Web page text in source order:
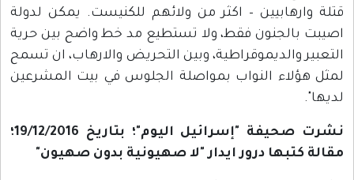
قتلة وارهابيين – اكثر من ولائهم للكنيست. يمكن لدولة
اصيبت بالجنون فقط، ولا تستطيع مد خط واضح بين حرية
التعبير والديموقراطية، وبين التحريض والارهاب، ان تسمح
لمثل هؤلاء النواب بمواصلة الجلوس في بيت المشرعين
لديها".
نشرت صحيفة "إسرائيل اليوم"؛ بتاريخ 19/12/2016؛
مقالة كتبها درور ايدار "لا صهيونية بدون صهيون"